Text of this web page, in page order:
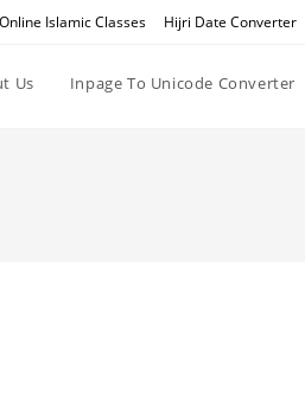
Online Islamic Classes Hijri Date Converter
Us Inpage To Unicode Converter